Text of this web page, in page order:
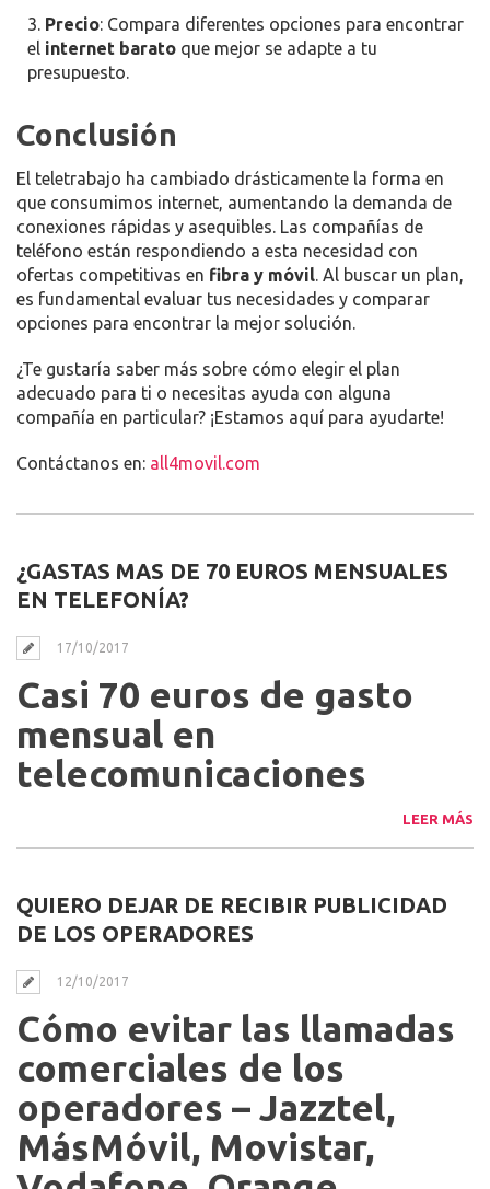
Precio: Compara diferentes opciones para encontrar
el internet barato que mejor se adapte a tu
presupuesto.
Conclusión
El teletrabajo ha cambiado drásticamente la forma en
que consumimos internet, aumentando la demanda de
conexiones rápidas y asequibles. Las compañías de
teléfono están respondiendo a esta necesidad con
ofertas competitivas en fibra y móvil. Al buscar un plan,
es fundamental evaluar tus necesidades y comparar
opciones para encontrar la mejor solución.
¿Te gustaría saber más sobre cómo elegir el plan
adecuado para ti o necesitas ayuda con alguna
compañía en particular? ¡Estamos aquí para ayudarte!
Contáctanos en: all4movil.com
¿GASTAS MAS DE 70 EUROS MENSUALES
EN TELEFONÍA?
17/10/2017
Casi 70 euros de gasto
mensual en
telecomunicaciones
LEER MÁS
QUIERO DEJAR DE RECIBIR PUBLICIDAD
DE LOS OPERADORES
12/10/2017
Cómo evitar las llamadas
comerciales de los
operadores – Jazztel,
MásMóvil, Movistar,